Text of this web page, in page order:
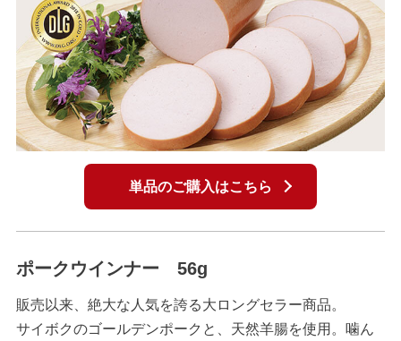
単品のご購入はこちら
ポークウインナー 56g
販売以来、絶大な人気を誇る大ロングセラー商品。
サイボクのゴールデンポークと、天然羊腸を使用。噛ん